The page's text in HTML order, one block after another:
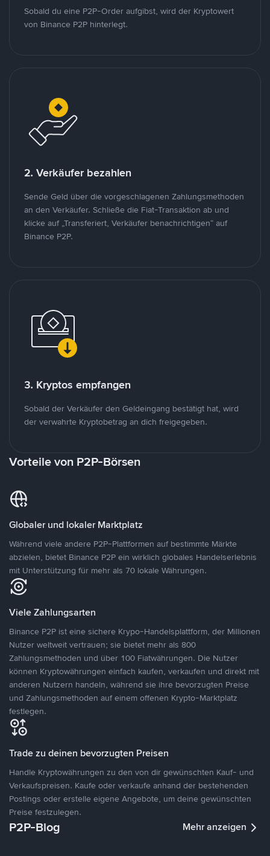
Sobald du eine P2P-Order aufgibst, wird der Kryptowert
von Binance P2P hinterlegt.
2. Verkäufer bezahlen
Sende Geld über die vorgeschlagenen Zahlungsmethoden
an den Verkäufer. Schließe die Fiat-Transaktion ab und
klicke auf „Transferiert, Verkäufer benachrichtigen“ auf
Binance P2P.
3. Kryptos empfangen
Sobald der Verkäufer den Geldeingang bestätigt hat, wird
der verwahrte Kryptobetrag an dich freigegeben.
Vorteile von P2P-Börsen
Globaler und lokaler Marktplatz
Während viele andere P2P-Plattformen auf bestimmte Märkte
abzielen, bietet Binance P2P ein wirklich globales Handelserlebnis
mit Unterstützung für mehr als 70 lokale Währungen.
Viele Zahlungsarten
Binance P2P ist eine sichere Krypo-Handelsplattform, der Millionen
Nutzer weltweit vertrauen; sie bietet mehr als 800
Zahlungsmethoden und über 100 Fiatwährungen. Die Nutzer
können Kryptowährungen einfach kaufen, verkaufen und direkt mit
anderen Nutzern handeln, während sie ihre bevorzugten Preise
und Zahlungsmethoden auf einem offenen Krypto-Marktplatz
festlegen.
Trade zu deinen bevorzugten Preisen
Handle Kryptowährungen zu den von dir gewünschten Kauf- und
Verkaufspreisen. Kaufe oder verkaufe anhand der bestehenden
Postings oder erstelle eigene Angebote, um deine gewünschten
Preise festzulegen.
P2P-Blog Mehr anzeigen